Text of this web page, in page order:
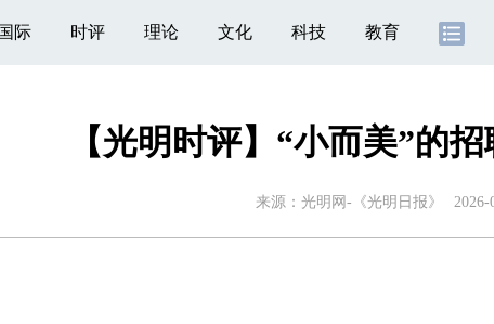
国际 时评 理论 文化 科技 教育
【光明时评】“小而美”的
来源： 光明网-《光明日报》 2026-